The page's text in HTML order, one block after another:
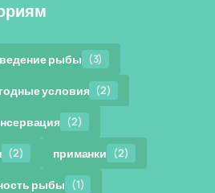
рыбы (3)
условия (2)
(2)
(2) приманки (2)
рыбы (1)